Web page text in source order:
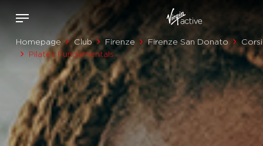
Homepage Club Firenze Firenze San Donato
Corsi
Pilates Fundamentals